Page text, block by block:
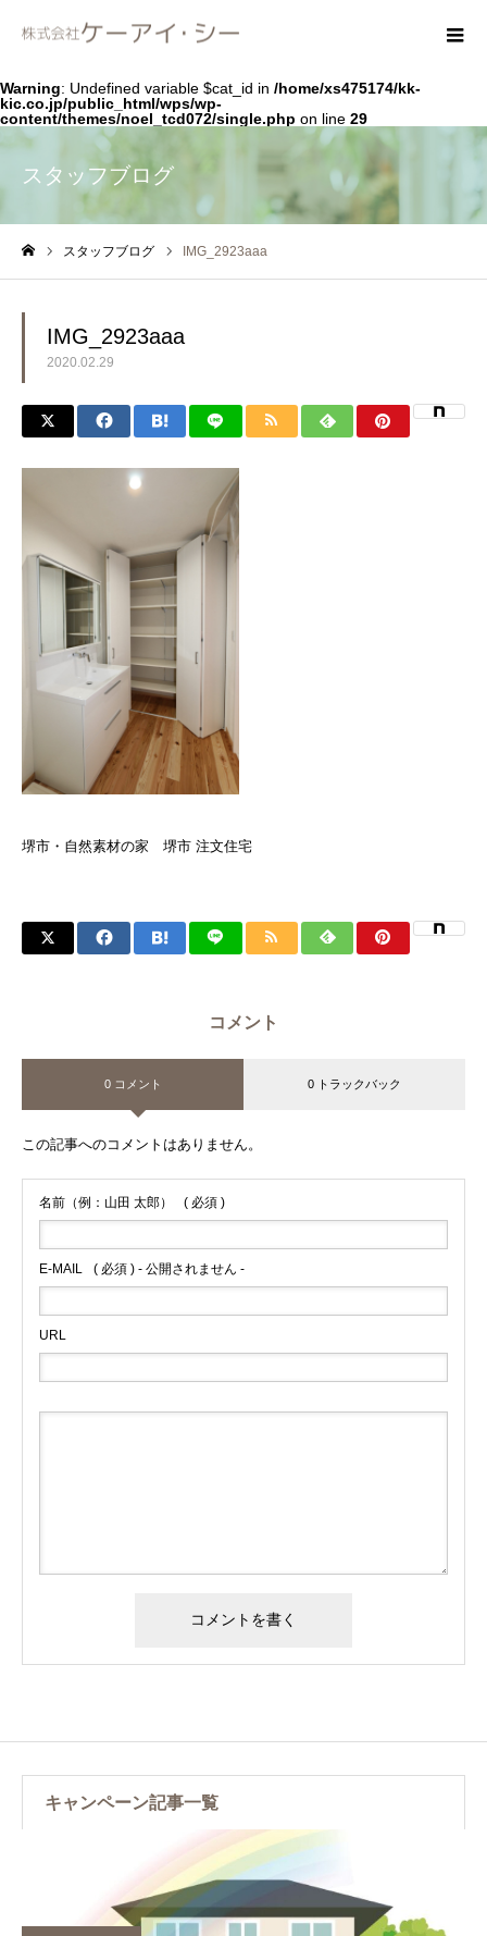
Warning: Undefined variable $cat_id in /home/xs475174/kk-
kic.co.jp/public_html/wps/wp-
content/themes/noel_tcd072/single.php on line 29
スタッフブログ
スタッフブログ IMG_2923aaa
IMG_2923aaa
2020.02.29
堺市・自然素材の家 堺市 注文住宅
コメント
0 コメント 0 トラックバック
この記事へのコメントはありません。
名前（例：山田 太郎） ( 必須 )
E-MAIL ( 必須 ) - 公開されません -
URL
キャンペーン記事一覧